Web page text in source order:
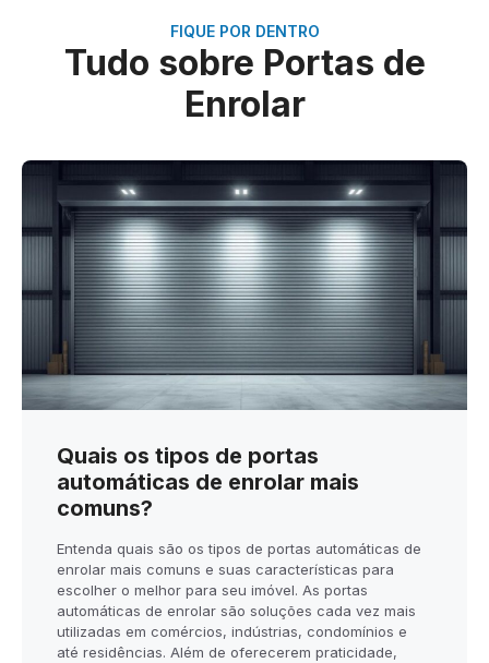
FIQUE POR DENTRO
Tudo sobre Portas de
Enrolar
Quais os tipos de portas
automáticas de enrolar mais
comuns?
Entenda quais são os tipos de portas automáticas de
enrolar mais comuns e suas características para
escolher o melhor para seu imóvel. As portas
automáticas de enrolar são soluções cada vez mais
utilizadas em comércios, indústrias, condomínios e
até residências. Além de oferecerem praticidade,